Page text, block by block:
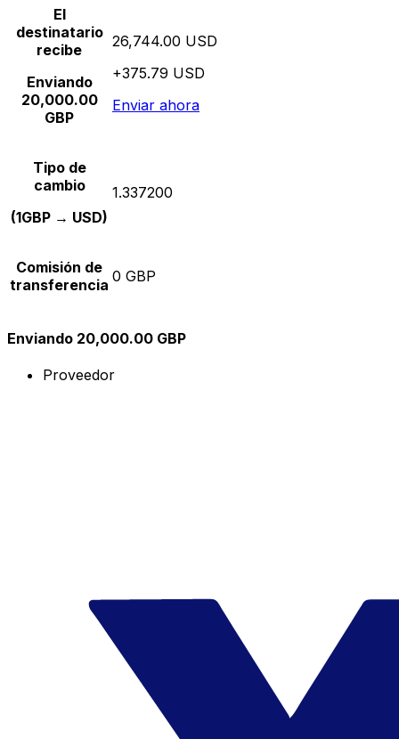
El
destinatario
recibe
Enviando
20,000.00
GBP
26,744.00 USD
+375.79 USD
Enviar ahora
Tipo de
cambio
(1GBP → USD)
1.337200
Comisión de
transferencia 0 GBP
Enviando 20,000.00 GBP
Proveedor